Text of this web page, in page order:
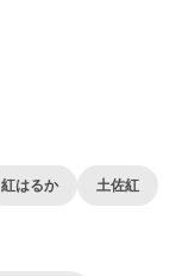
紅はるか 土佐紅